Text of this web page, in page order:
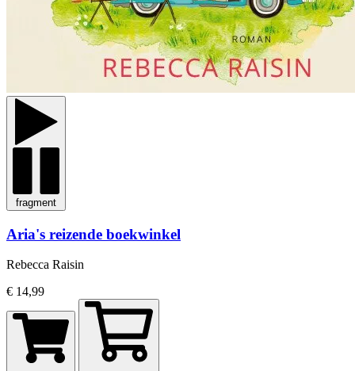
fragment
Aria's reizende boekwinkel
Rebecca Raisin
€ 14,99